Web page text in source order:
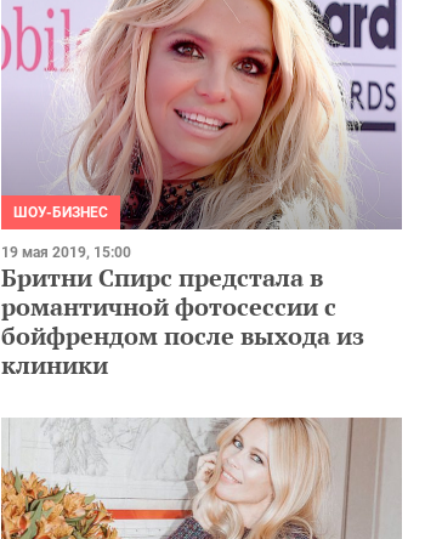
ШОУ-БИЗНЕС
19 мая 2019, 15:00
Бритни Спирс предстала в
романтичной фотосессии с
бойфрендом после выхода из
клиники